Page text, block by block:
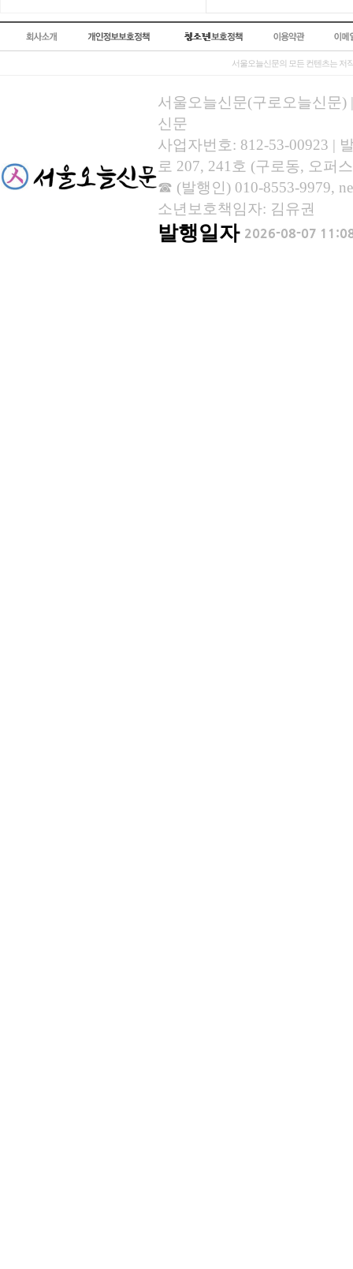
서울오늘신문의 모든 컨텐츠는 저
서울오늘신문(구로오늘신문)
신문
사업자번호: 812-53-00923 |
로 207, 241호 (구로동, 오퍼
☎ (발행인) 010-8553-9979,
소년보호책임자: 김유권
발행일자